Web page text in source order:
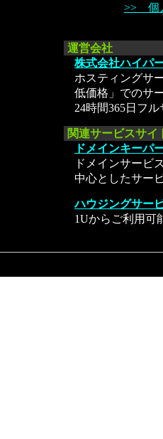
>> 個
運営会社
株式会社ハイパ
ホスティングサ
低価格」でのサ
24時間365日フ
関連サービスサイ
ドメインキーパ
ドメインサービ
中心としたサー
ハウジングサー
1Uからご利用可